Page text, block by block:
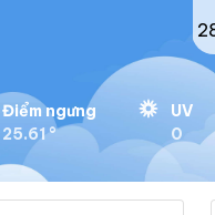
Điểm ngưng
25.61 °
UV
0